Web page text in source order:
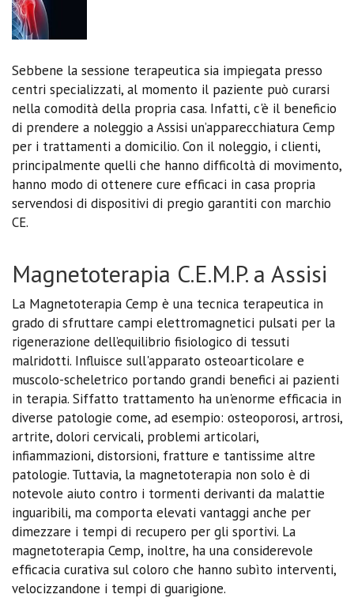
Sebbene la sessione terapeutica sia impiegata presso
centri specializzati, al momento il paziente può curarsi
nella comodità della propria casa. Infatti, c'è il beneficio
di prendere a noleggio a Assisi un’apparecchiatura Cemp
per i trattamenti a domicilio. Con il noleggio, i clienti,
principalmente quelli che hanno difficoltà di movimento,
hanno modo di ottenere cure efficaci in casa propria
servendosi di dispositivi di pregio garantiti con marchio
CE.
Magnetoterapia C.E.M.P. a Assisi
La Magnetoterapia Cemp è una tecnica terapeutica in
grado di sfruttare campi elettromagnetici pulsati per la
rigenerazione dell’equilibrio fisiologico di tessuti
malridotti. Influisce sull'apparato osteoarticolare e
muscolo-scheletrico portando grandi benefici ai pazienti
in terapia. Siffatto trattamento ha un'enorme efficacia in
diverse patologie come, ad esempio: osteoporosi, artrosi,
artrite, dolori cervicali, problemi articolari,
infiammazioni, distorsioni, fratture e tantissime altre
patologie. Tuttavia, la magnetoterapia non solo è di
notevole aiuto contro i tormenti derivanti da malattie
inguaribili, ma comporta elevati vantaggi anche per
dimezzare i tempi di recupero per gli sportivi. La
magnetoterapia Cemp, inoltre, ha una considerevole
efficacia curativa sul coloro che hanno subìto interventi,
velocizzandone i tempi di guarigione.